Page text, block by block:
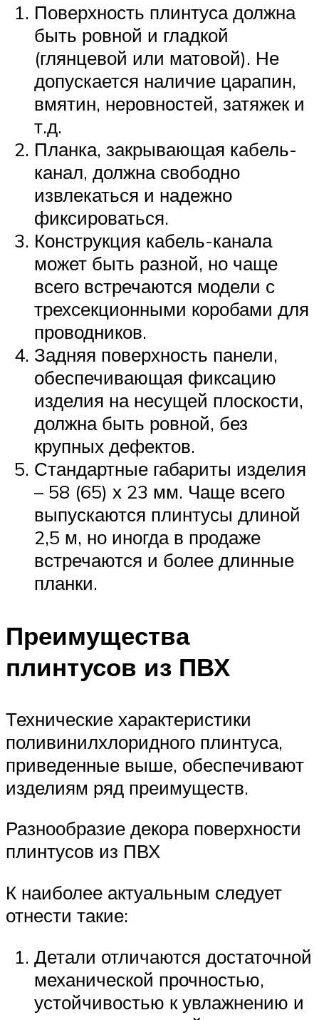
Поверхность плинтуса должна
быть ровной и гладкой
(глянцевой или матовой). Не
допускается наличие царапин,
вмятин, неровностей, затяжек и
т.д.
Планка, закрывающая кабель-
канал, должна свободно
извлекаться и надежно
фиксироваться.
Конструкция кабель-канала
может быть разной, но чаще
всего встречаются модели с
трехсекционными коробами для
проводников.
Задняя поверхность панели,
обеспечивающая фиксацию
изделия на несущей плоскости,
должна быть ровной, без
крупных дефектов.
Стандартные габариты изделия
– 58 (65) х 23 мм. Чаще всего
выпускаются плинтусы длиной
2,5 м, но иногда в продаже
встречаются и более длинные
планки.
Преимущества
плинтусов из ПВХ
Технические характеристики
поливинилхлоридного плинтуса,
приведенные выше, обеспечивают
изделиям ряд преимуществ.
Разнообразие декора поверхности
плинтусов из ПВХ
К наиболее актуальным следует
отнести такие:
Детали отличаются достаточной
механической прочностью,
устойчивостью к увлажнению и